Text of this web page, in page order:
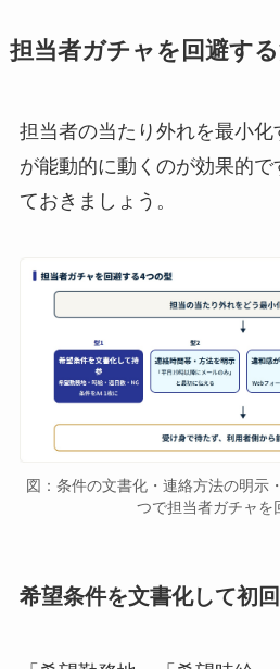
担当者ガチャを回避す
担当者の当たり外れを最小化
が能動的に動くのが効果的で
ておきましょう。
図：条件の文書化・連絡方法の明示
つで担当者ガチャを
希望条件を文書化して初